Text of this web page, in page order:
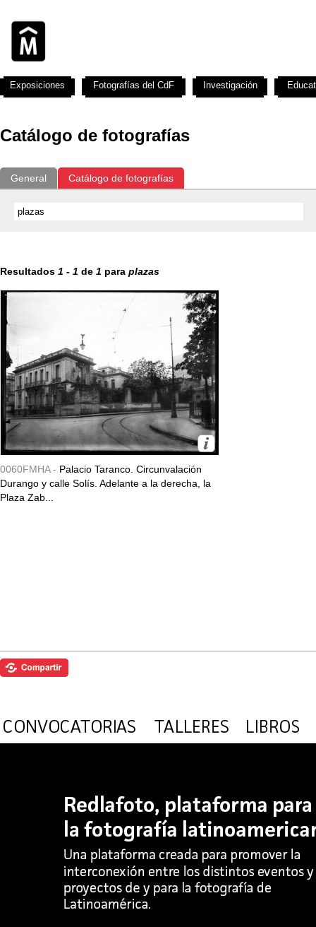
Catálogo de fotografías
General Catálogo de fotografías
Resultados 1 - 1 de 1 para plazas
0060FMHA - Palacio Taranco. Circunvalación
Durango y calle Solís. Adelante a la derecha, la
Plaza Zab...
Exposiciones Fotografías del CdF Investigación